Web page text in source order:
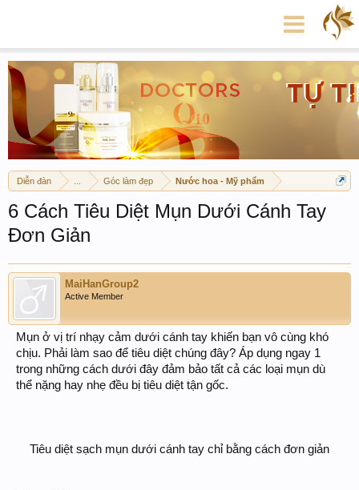
Diễn đàn Góc làm đẹp Nước hoa - Mỹ phẩm
6 Cách Tiêu Diệt Mụn Dưới Cánh Tay
Đơn Giản
MaiHanGroup2
Active Member
Mụn ở vị trí nhạy cảm dưới cánh tay khiến bạn vô cùng khó
chịu. Phải làm sao để tiêu diệt chúng đây? Áp dụng ngay 1
trong những cách dưới đây đảm bảo tất cả các loại mụn dù
thể nặng hay nhẹ đều bị tiêu diệt tận gốc.
Tiêu diệt sạch mụn dưới cánh tay chỉ bằng cách đơn giản​